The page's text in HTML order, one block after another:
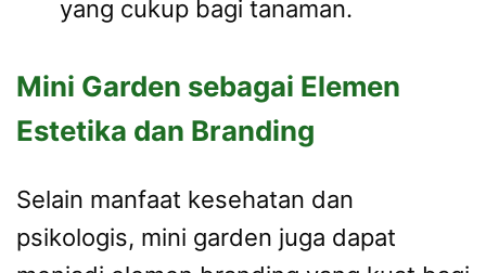
yang cukup bagi tanaman.
Mini Garden sebagai Elemen
Estetika dan Branding
Selain manfaat kesehatan dan
psikologis, mini garden juga dapat